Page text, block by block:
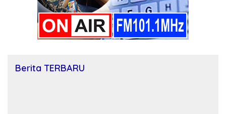
Berita TERBARU